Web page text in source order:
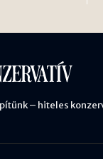
– hiteles